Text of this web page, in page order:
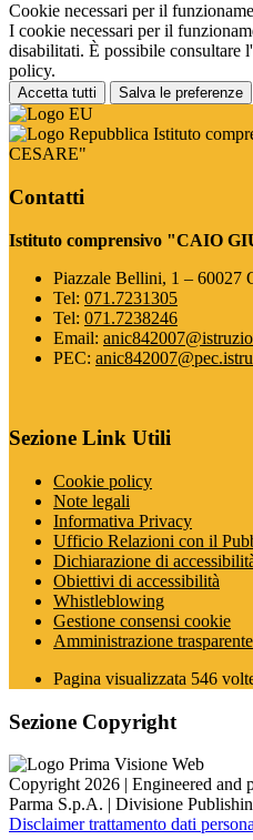
Cookie necessari per il
I cookie necessari per il
disabilitati. È possibile consultare
policy.
Accetta tutti Salva le preferenze
Istituto
CESARE"
Contatti
Istituto comprensivo "CAIO
Piazzale Bellini, 1 – 60027
Tel: 071.7231305
Tel: 071.7238246
Email:
PEC:
Sezione Link Utili
Cookie policy
Note legali
Informativa Privacy
Ufficio Relazioni con il
Dichiarazione di
Obiettivi di accessibilità
Whistleblowing
Gestione consensi cookie
Amministrazione trasparente
Pagina visualizzata 546
Sezione Copyright
Copyright 2026 | Engineered and
Parma S.p.A. | Divisione
Disclaimer trattamento dati